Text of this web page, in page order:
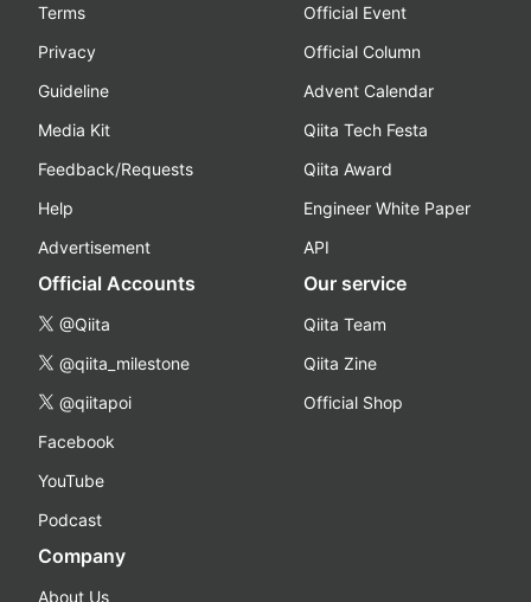
Terms
Privacy
Guideline
Media Kit
Feedback/Requests
Help
Advertisement
Official Event
Official Column
Advent Calendar
Qiita Tech Festa
Qiita Award
Engineer White Paper
API
Official Accounts
@Qiita
@qiita_milestone
@qiitapoi
Facebook
YouTube
Podcast
Our service
Qiita Team
Qiita Zine
Official Shop
Company
About Us